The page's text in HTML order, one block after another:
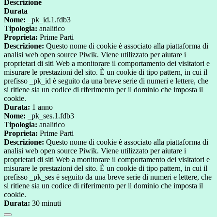
Descrizione
Durata
Nome: _pk_id.1.fdb3
Tipologia: analitico
Proprieta: Prime Parti
Descrizione: Questo nome di cookie è associato alla piattaforma di
analisi web open source Piwik. Viene utilizzato per aiutare i
proprietari di siti Web a monitorare il comportamento dei visitatori e
misurare le prestazioni del sito. È un cookie di tipo pattern, in cui il
prefisso _pk_id è seguito da una breve serie di numeri e lettere, che
si ritiene sia un codice di riferimento per il dominio che imposta il
cookie.
Durata: 1 anno
Nome: _pk_ses.1.fdb3
Tipologia: analitico
Proprieta: Prime Parti
Descrizione: Questo nome di cookie è associato alla piattaforma di
analisi web open source Piwik. Viene utilizzato per aiutare i
proprietari di siti Web a monitorare il comportamento dei visitatori e
misurare le prestazioni del sito. È un cookie di tipo pattern, in cui il
prefisso _pk_ses è seguito da una breve serie di numeri e lettere, che
si ritiene sia un codice di riferimento per il dominio che imposta il
cookie.
Durata: 30 minuti